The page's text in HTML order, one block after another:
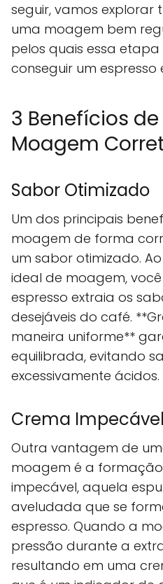
seguir, vamos explorar
uma moagem bem
pelos quais essa
conseguir um espresso
3 Benefícios
Moagem
Sabor Otimizado
Um dos principais
moagem de forma
um sabor otimizado.
ideal de moagem,
espresso extraia os
desejáveis do café.
maneira uniforme**
equilibrada, evitando
excessivamente ácidos.
Crema Impecável
Outra vantagem de
moagem é a
impecável, aquela
aveludada que se
espresso. Quando a
pressão durante a
resultando em uma